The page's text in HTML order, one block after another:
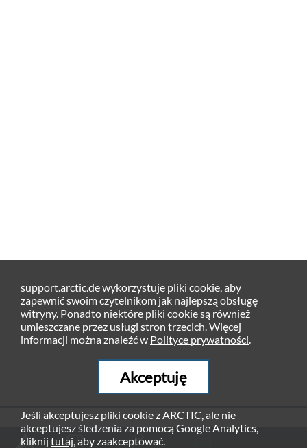
REKOMENDOWANE PRODUKTY
support.arctic.de wykorzystuje pliki cookie, aby
zapewnić swoim czytelnikom jak najlepszą obsługę
witryny. Ponadto niektóre pliki cookie są również
umieszczane przez usługi stron trzecich. Więcej
informacji można znaleźć w Polityce prywatności.
Akceptuję
Jeśli akceptujesz pliki cookie z ARCTIC, ale nie
akceptujesz śledzenia za pomocą Google Analytics,
kliknij tutaj, aby zaakceptować.